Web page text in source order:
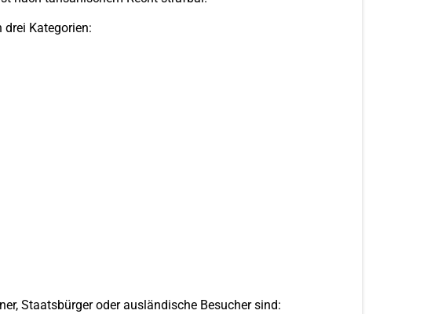
Kategorien:
Staatsbürger oder ausländische Besucher sind: